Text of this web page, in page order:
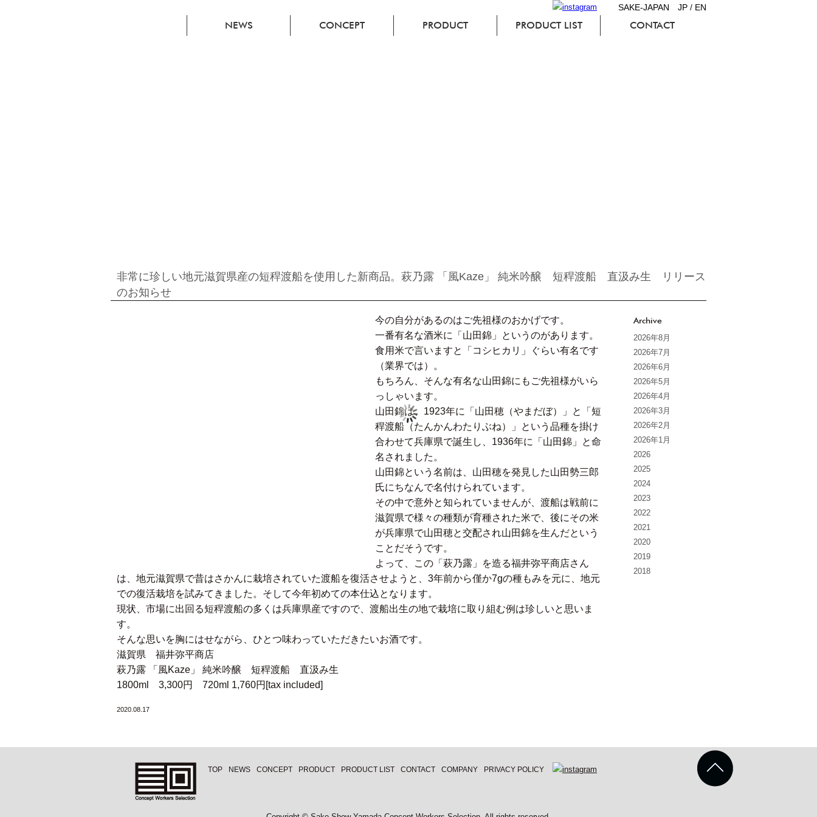
シ
ョ
NEWS CONCEPT PRODUCT PRODUCT LIST CONTACT
SAKE-JAPAN JP / EN
非常に珍しい地元滋賀県産の短稈渡船を使用した新商品。萩乃露 「風Kaze」 純米吟醸 短稈渡船 直汲み生 リリース
のお知らせ
今の自分があるのはご先祖様のおかげです。
一番有名な酒米に「山田錦」というのがあります。
食用米で言いますと「コシヒカリ」ぐらい有名です
（業界では）。
もちろん、そんな有名な山田錦にもご先祖様がいら
っしゃいます。
山田錦は、1923年に「山田穂（やまだぼ）」と「短
稈渡船（たんかんわたりぶね）」という品種を掛け
合わせて兵庫県で誕生し、1936年に「山田錦」と命
名されました。
山田錦という名前は、山田穂を発見した山田勢三郎
氏にちなんで名付けられています。
その中で意外と知られていませんが、渡船は戦前に
滋賀県で様々の種類が育種された米で、後にその米
が兵庫県で山田穂と交配され山田錦を生んだという
ことだそうです。
よって、この「萩乃露」を造る福井弥平商店さん
は、地元滋賀県で昔はさかんに栽培されていた渡船を復活させようと、3年前から僅か7gの種もみを元に、地元
での復活栽培を試みてきました。そして今年初めての本仕込となります。
現状、市場に出回る短稈渡船の多くは兵庫県産ですので、渡船出生の地で栽培に取り組む例は珍しいと思いま
す。
そんな思いを胸にはせながら、ひとつ味わっていただきたいお酒です。
滋賀県 福井弥平商店
萩乃露 「風Kaze」 純米吟醸 短稈渡船 直汲み生
1800ml 3,300円 720ml 1,760円[tax included]
2020.08.17
Archive
2026年8月
2026年7月
2026年6月
2026年5月
2026年4月
2026年3月
2026年2月
2026年1月
2026
2025
2024
2023
2022
2021
2020
2019
2018
TOP NEWS CONCEPT PRODUCT PRODUCT LIST CONTACT COMPANY PRIVACY POLICY